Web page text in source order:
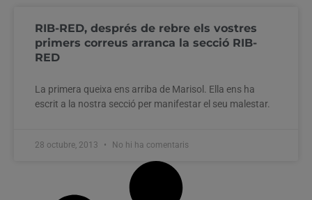
RIB-RED, després de rebre els vostres
primers correus arranca la secció RIB-
RED
La primera queixa ens arriba de Marisol. Ella ens ha
escrit a la nostra secció per manifestar el seu malestar.
28 octubre, 2013 No hi ha comentaris